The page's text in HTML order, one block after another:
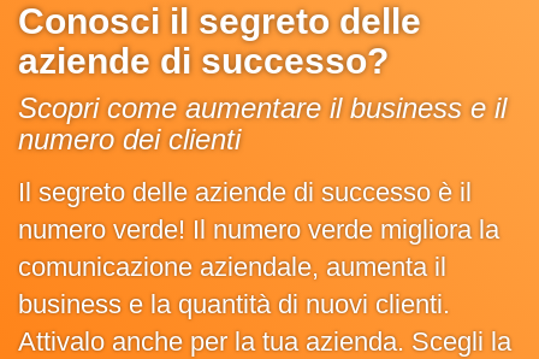
Conosci il segreto delle
aziende di successo?
Scopri come aumentare il business e il
numero dei clienti
Il segreto delle aziende di successo è il
numero verde! Il numero verde migliora la
comunicazione aziendale, aumenta il
business e la quantità di nuovi clienti.
Attivalo anche per la tua azienda. Scegli la